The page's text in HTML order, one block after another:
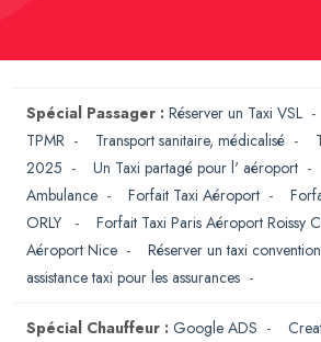
Spécial Passager : Réserver un Taxi VSL -
TPMR - Transport sanitaire, médicalisé -
2025 - Un Taxi partagé pour l' aéroport -
Ambulance - Forfait Taxi Aéroport -
ORLY
- Forfait Taxi Paris Aéroport Roissy
Aéroport Nice - Réserver un taxi
assistance taxi pour les assurances -
Spécial Chauffeur : Google ADS -